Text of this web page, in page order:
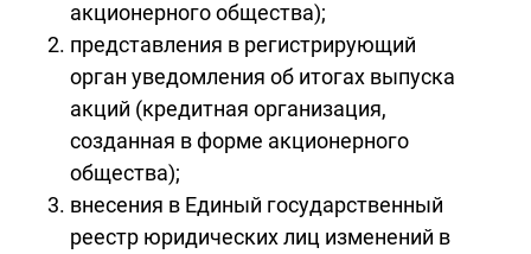
акционерного общества);
представления в регистрирующий
орган уведомления об итогах выпуска
акций (кредитная организация,
созданная в форме акционерного
общества);
внесения в Единый государственный
реестр юридических лиц изменений в